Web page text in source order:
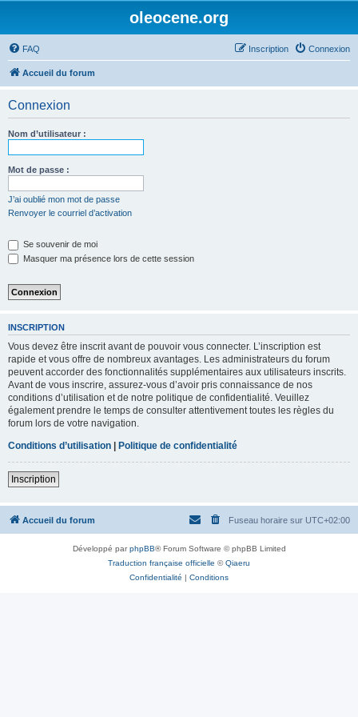
oleocene.org
FAQ Connexion
Inscription
Accueil du forum
Connexion
Nom d’utilisateur :
Mot de passe :
J’ai oublié mon mot de passe
Renvoyer le courriel d’activation
Se souvenir de moi
Masquer ma présence lors de cette session
INSCRIPTION
Vous devez être inscrit avant de pouvoir vous connecter. L’inscription est
rapide et vous offre de nombreux avantages. Les administrateurs du forum
peuvent accorder des fonctionnalités supplémentaires aux utilisateurs inscrits.
Avant de vous inscrire, assurez-vous d’avoir pris connaissance de nos
conditions d’utilisation et de notre politique de confidentialité. Veuillez
également prendre le temps de consulter attentivement toutes les règles du
forum lors de votre navigation.
Conditions d’utilisation | Politique de confidentialité
Inscription
Accueil du forum Fuseau horaire sur UTC+02:00
Développé parphpBB® Forum Software © phpBB Limited
Traduction française officielle ©Qiaeru
Confidentialité | Conditions